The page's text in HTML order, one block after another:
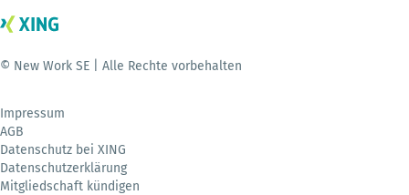
© New Work SE | Alle Rechte vorbehalten
Impressum
AGB
Datenschutz bei XING
Datenschutzerklärung
Mitgliedschaft kündigen